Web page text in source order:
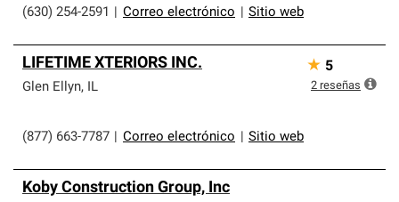
(630) 254-2591
Correo electrónico Sitio web
LIFETIME XTERIORS INC.
Glen Ellyn, IL
(877) 663-7787 Correo electrónico Sitio web
★ 5
2 reseñas
Koby Construction Group, Inc